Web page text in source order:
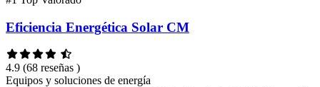
Eficiencia Energética Solar CM
4.9 (68 reseñas )
Equipos y soluciones de energía